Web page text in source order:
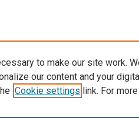
to make our site work.
our content and your
Cookie settings link. For